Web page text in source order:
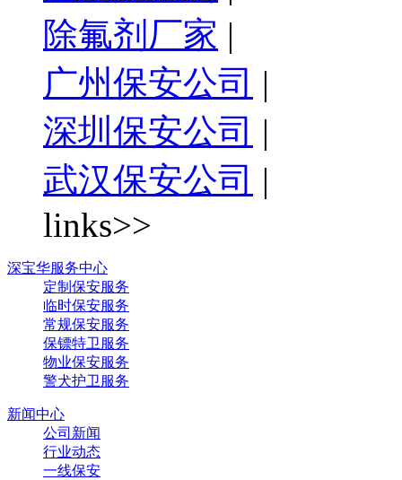
除氟剂厂家 |
广州保安公司 |
深圳保安公司 |
武汉保安公司 |
links>>
深宝华服务中心
定制保安服务
临时保安服务
常规保安服务
保镖特卫服务
物业保安服务
警犬护卫服务
新闻中心
公司新闻
行业动态
一线保安